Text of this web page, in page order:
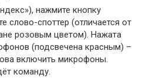
нажмите кнопку
слово-споттер (отличается от
розовым цветом). Нажата
(подсвечена красным) –
включить микрофоны.
команду.